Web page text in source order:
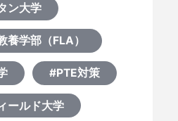
ン大学
養学部（FLA）
#PTE対策
ールド大学